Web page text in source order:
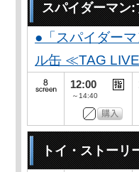
スパイダーマン
●「スパイダー
ル缶 ≪TAG
12:00
～14:40
トイ・ストーリ